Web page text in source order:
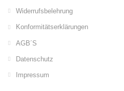
Widerrufsbelehrung
Konformitätserklärungen
AGB´S
Datenschutz
Impressum